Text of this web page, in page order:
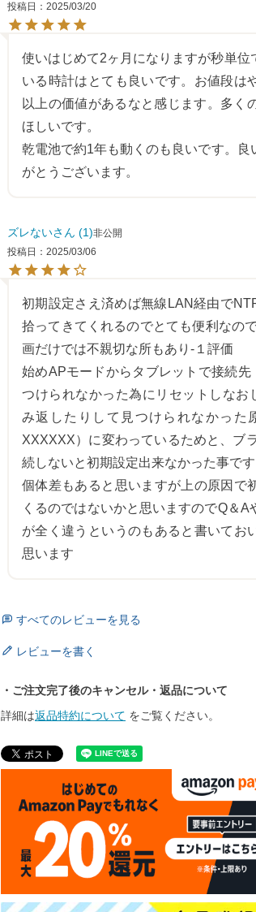
投稿日
2025/03/20
使いはじめて2ヶ月になりますが秒単位
いる時計はとても良いです。お値段は
以上の価値があるなと感じます。多く
ほしいです。
乾電池で約1年も動くのも良いです。良
がとうございます。
ズレない 1 非公開
投稿日
2025/03/06
初期設定さえ済めば無線LAN経由で
拾ってきてくれるのでとても便利なの
画だけでは不親切な所もあり-１評価
始めAPモードからタブレットで接続
つけられなかった為にリセットしなお
み返したりして見つけられなかった
XXXXXX）に変わっているためと、ブ
続しないと初期設定出来なかった事です
個体差もあると思いますが上の原因で
くるのではないかと思いますのでQ＆A
が全く違うというのもあると書いてお
すべてのレビューを見る
レビューを書く
・ご注文完了後のキャンセル・返品について
詳細は返品特約について をご覧ください。